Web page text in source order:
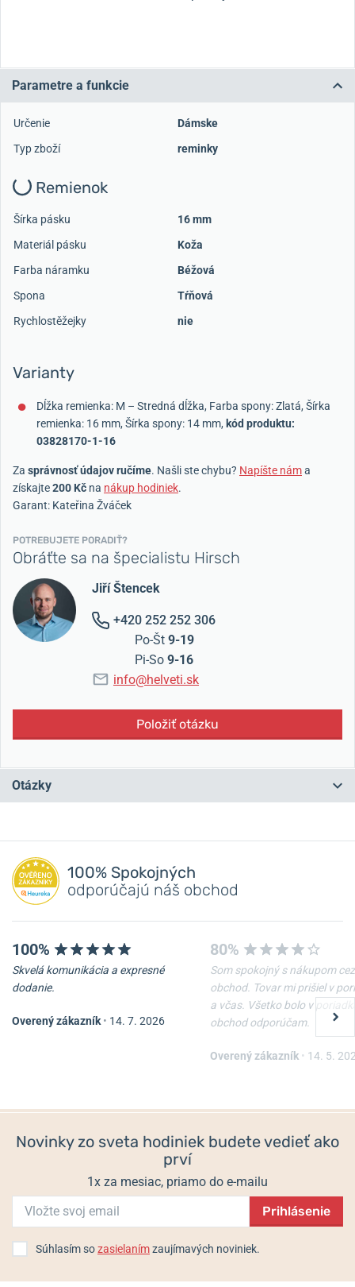
Parametre a funkcie
Určenie
Dámske
Typ zboží
reminky
Remienok
Šírka pásku
16 mm
Materiál pásku
Koža
Farba náramku
Béžová
Spona
Tŕňová
Rychlostěžejky
nie
Varianty
Dĺžka remienka: M – Stredná dĺžka, Farba spony: Zlatá, Šírka
remienka: 16 mm, Šírka spony: 14 mm, kód produktu:
03828170-1-16
Za správnosť údajov ručíme. Našli ste chybu? Napíšte náma
získajte200 Kč na nákup hodiniek.
Garant: Kateřina Žváček
POTREBUJETE PORADIŤ?
Obráťte sa na špecialistu Hirsch
Jiří Štencek
+420 252 252 306
Po-Št 9-19
Pi-So 9-16
info@helveti.sk
Položiť otázku
Otázky
Máte otázku? Zanechajte nám komentár
Pridať dotaz
100% Spokojných
odporúčajú náš obchod
100%
Skvelá komunikácia a expresné
dodanie.
Overený zákazník • 14. 7. 2026
80%
Som spokojný s nákupom cez
obchod. Tovar mi prišiel v
a včas. Všetko bolo v
obchod odporúčam.
Overený zákazník • 14. 5.
Novinky zo sveta hodiniek budete vedieť ako
prví
1x za mesiac, priamo do e-mailu
Prihlásenie
Súhlasím sozasielanímzaujímavých noviniek.